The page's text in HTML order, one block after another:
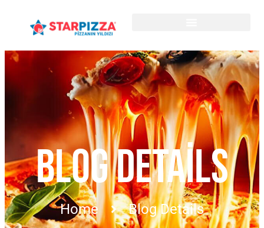
BLOG DETAILS
Home Blog Details